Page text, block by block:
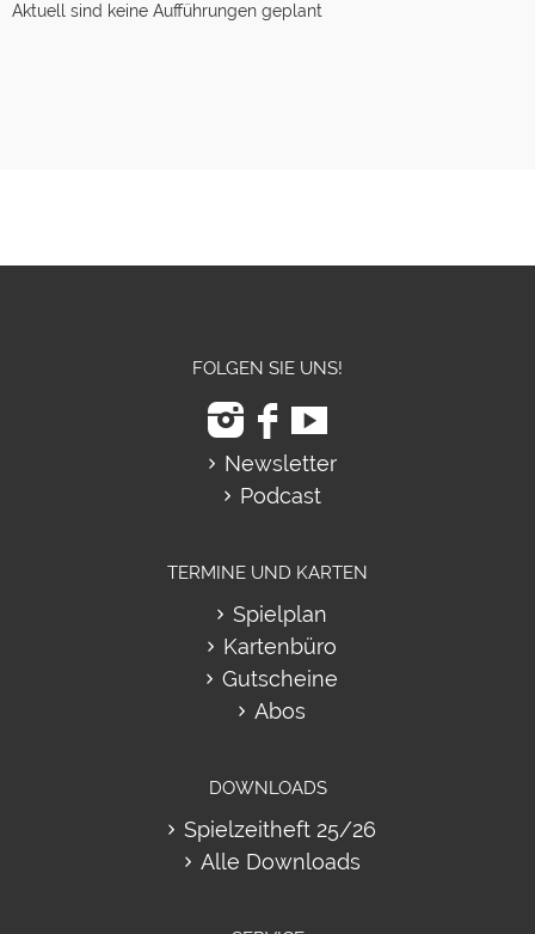
Aktuell sind keine Aufführungen geplant
FOLGEN SIE UNS!
Newsletter
Podcast
TERMINE UND KARTEN
Spielplan
Kartenbüro
Gutscheine
Abos
DOWNLOADS
Spielzeitheft 25/26
Alle Downloads